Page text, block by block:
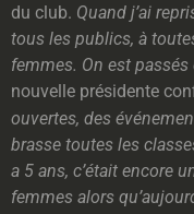
du club. Quand j’ai
tous les publics, à
femmes. On est
nouvelle présidente
ouvertes, des
brasse toutes les
a 5 ans, c’était encore
femmes alors